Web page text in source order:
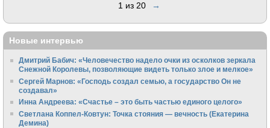
1 из 20 →
Новые интервью
Дмитрий Бабич: «Человечество надело очки из осколков зеркала
Снежной Королевы, позволяющие видеть только злое и мелкое»
Сергей Марнов: «Господь создал семью, а государство Он не
создавал»
Инна Андреева: «Счастье – это быть частью единого целого»
Светлана Коппел-Ковтун: Точка стояния — вечность (Екатерина
Демина)